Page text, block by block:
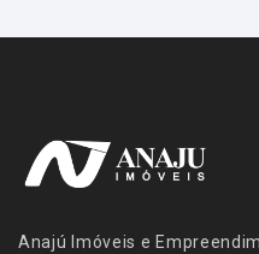
Anajú Imóveis e